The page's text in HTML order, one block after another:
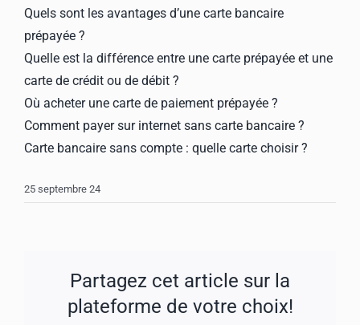
Quels sont les avantages d’une carte bancaire
prépayée ?
Quelle est la différence entre une carte prépayée et une
carte de crédit ou de débit ?
Où acheter une carte de paiement prépayée ?
Comment payer sur internet sans carte bancaire ?
Carte bancaire sans compte : quelle carte choisir ?
25 septembre 24
Partagez cet article sur la
plateforme de votre choix!